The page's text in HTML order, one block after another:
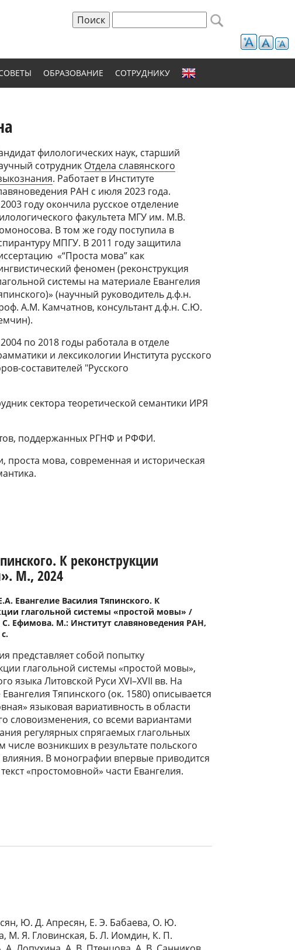
Форма поиска
ОБРАЗОВАНИЕ СОТРУДНИКУ
филологических наук, старший
сотрудник Отдела славянского
. Работает в Институте
РАН с июля 2023 года.
году окончила русское отделение
факультета МГУ им. М.В.
В том же году поступила в
МПГУ. В 2011 году защитила
«“Проста мова” как
феномен (реконструкция
системы на материале Евангелия
(научный руководитель д.ф.н.
А.М. Камчатнов, консультант д.ф.н. С.Ю.
по 2018 годы работала в отделе
и лексикологии Института русского
составителей "Русского
сектора теоретической семантики ИРЯ
поддержанных РГНФ и РФФИ.
проста мова, современная и историческая
К реконструкции
М., 2024
Евангелие Василия Тяпинского. К
глагольной системы «простой мовы» /
С. Ефимова. М.: Институт славяноведения РАН,
представляет собой попытку
глагольной системы «простой мовы»,
языка Литовской Руси XVI–XVII вв. На
Тяпинского (ок. 1580) описывается
языковая вариативность в области
словоизменения, со всеми вариантами
регулярных спрягаемых глагольных
числе возникших в результате польского
влияния. В монографии впервые приводится
«простомовной» части Евангелия.
Ю. Д. Апресян, Е. Э. Бабаева, О. Ю.
М. Я. Гловинская, Б. Л. Иомдин, К. П.